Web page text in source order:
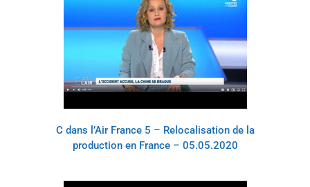
C dans l’Air France 5 – Relocalisation de la
production en France – 05.05.2020